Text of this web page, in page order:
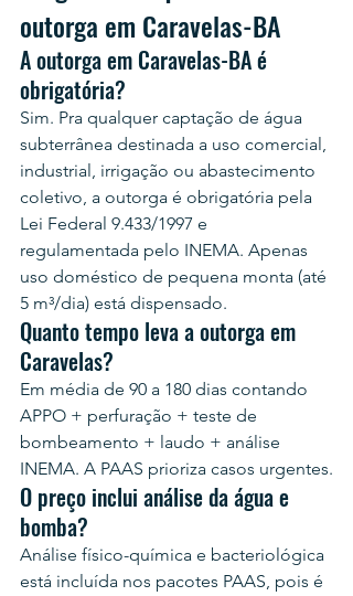
outorga em Caravelas-BA
A outorga em Caravelas-BA é
obrigatória?
Sim. Pra qualquer captação de água
subterrânea destinada a uso comercial,
industrial, irrigação ou abastecimento
coletivo, a outorga é obrigatória pela
Lei Federal 9.433/1997 e
regulamentada pelo INEMA. Apenas
uso doméstico de pequena monta (até
5 m³/dia) está dispensado.
Quanto tempo leva a outorga em
Caravelas?
Em média de 90 a 180 dias contando
APPO + perfuração + teste de
bombeamento + laudo + análise
INEMA. A PAAS prioriza casos urgentes.
O preço inclui análise da água e
bomba?
Análise físico-química e bacteriológica
está incluída nos pacotes PAAS, pois é